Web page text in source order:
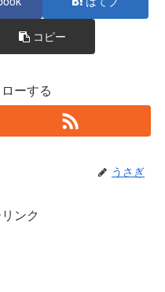
コピー
ーする
うさぎ
ンク